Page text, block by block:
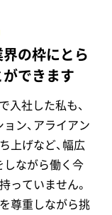
の枠にとら
できます
入社した私も、
ン、アライアン
上げなど、幅広
しながら働く今
っていません。
尊重しながら挑